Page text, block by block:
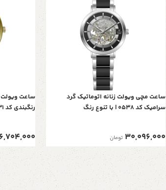
ساعت مچی ويولت زنانه اتوماتيک گرد
سرامیک کد 0538 | با تنوع رنگ
30,096,000 تومان
ساعت ویولت
رنگبندی کد 0631